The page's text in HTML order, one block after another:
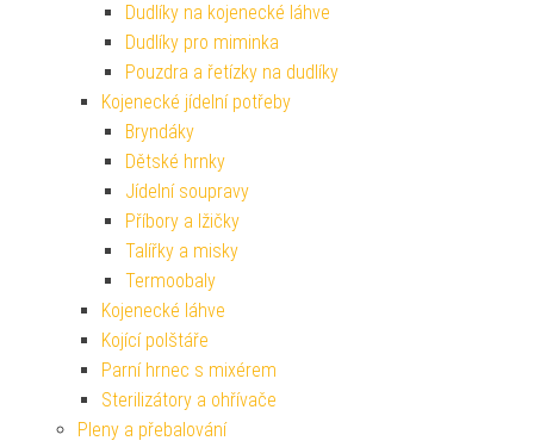
Dudlíky na kojenecké láhve
Dudlíky pro miminka
Pouzdra a řetízky na dudlíky
Kojenecké jídelní potřeby
Bryndáky
Dětské hrnky
Jídelní soupravy
Příbory a lžičky
Talířky a misky
Termoobaly
Kojenecké láhve
Kojící polštáře
Parní hrnec s mixérem
Sterilizátory a ohřívače
Pleny a přebalování